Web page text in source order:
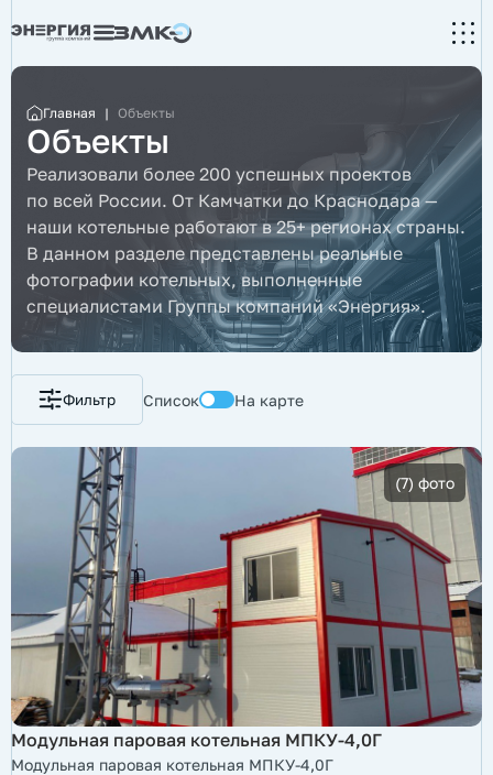
Главная | Объекты
Объекты
Реализовали более 200 успешных проектов
по всей России. От Камчатки до Краснодара —
наши котельные работают в 25+ регионах страны.
В данном разделе представлены реальные
фотографии котельных, выполненные
специалистами Группы компаний «Энергия».
Фильтр Список На карте
(7) фото
Модульная паровая котельная МПКУ-4,0Г
Модульная паровая котельная МПКУ-4,0Г